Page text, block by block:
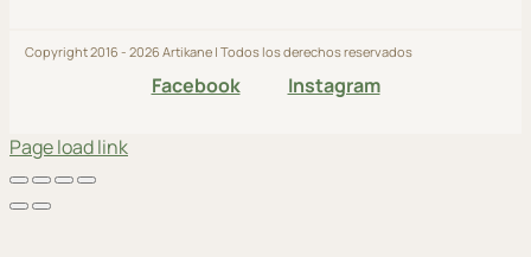
Copyright 2016 - 2026 Artikane | Todos los derechos reservados
Facebook Instagram
Page load link